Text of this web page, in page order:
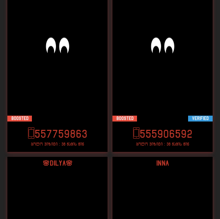
Boosted
557759863
ბოლო ვიზიტი : 38 წამის წინ
Boosted VERIFIED
555906592
ბოლო ვიზიტი : 38 წამის წინ
🌸DIlyA🌸 Inna